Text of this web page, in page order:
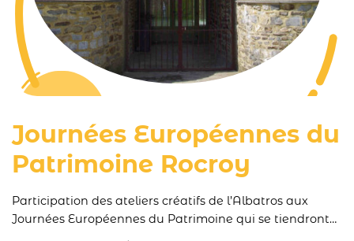
Journées Européennes du
Patrimoine Rocroy
Participation des ateliers créatifs de l’Albatros aux
Journées Européennes du Patrimoine qui se tiendront
au Bastion du Dauphin à Rocroy les 19, 20, 21 et 22